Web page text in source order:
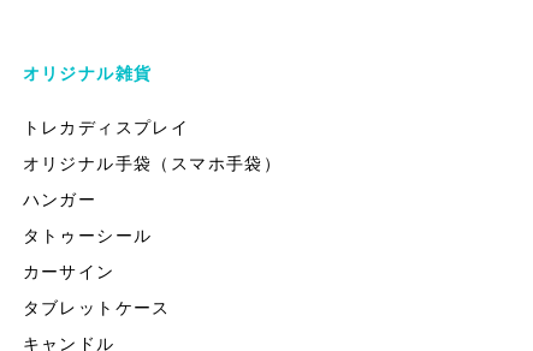
オリジナル雑貨
トレカディスプレイ
オリジナル手袋（スマホ手袋）
ハンガー
タトゥーシール
カーサイン
タブレットケース
キャンドル